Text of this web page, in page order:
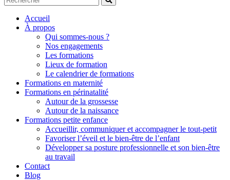
Accueil
À propos
Qui sommes-nous ?
Nos engagements
Les formations
Lieux de formation
Le calendrier de formations
Formations en maternité
Formations en périnatalité
Autour de la grossesse
Autour de la naissance
Formations petite enfance
Accueillir, communiquer et accompagner le tout-petit
Favoriser l’éveil et le bien-être de l’enfant
Développer sa posture professionnelle et son bien-être
au travail
Contact
Blog